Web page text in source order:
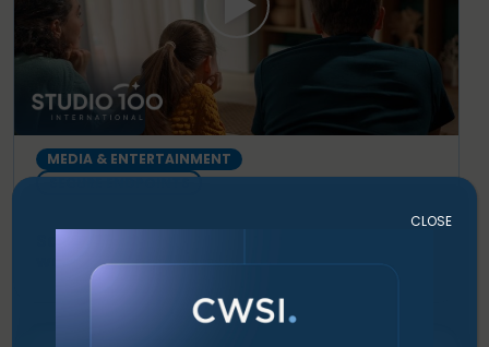
MEDIA & ENTERTAINMENT
SECURE ENDPOINTS
world with Studio 100
CLOSE